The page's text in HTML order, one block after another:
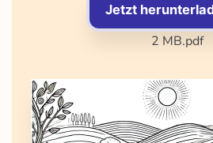
Jetzt
2 MB.pdf